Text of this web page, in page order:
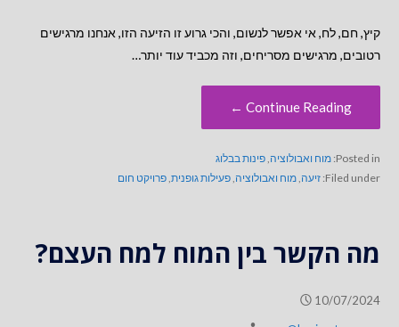
קיץ, חם, לח, אי אפשר לנשום, והכי גרוע זו הזיעה הזו, אנחנו מרגישים
רטובים, מרגישים מסריחים, וזה מכביד עוד יותר…
Continue Reading ←
Posted in: מוח ואבולוציה פינות בבלוג
Filed under: זיעה מוח ואבולוציה פעילות גופנית, פרויקט חום
מה הקשר בין המוח למח העצם?
10/07/2024